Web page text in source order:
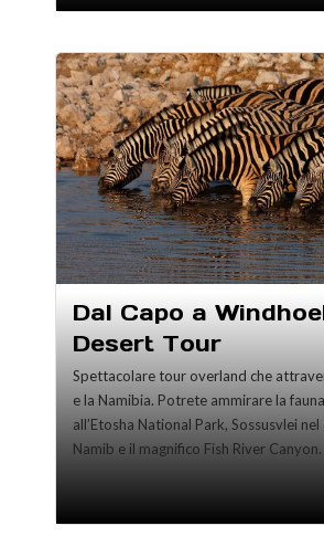
Dal Capo a
Desert Tour
Spettacolare tour overland che
e la Namibia. Potrete ammirare la
all’Etosha National Park, Sossusvlei
Namib e il magnifico Fish River Canyon.